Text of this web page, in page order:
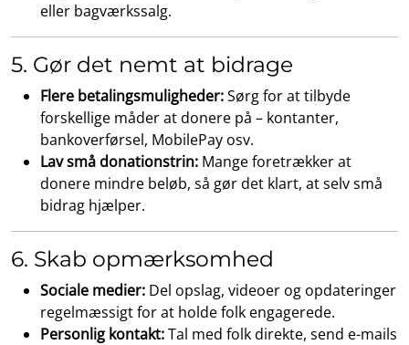
eller bagværkssalg.
5. Gør det nemt at bidrage
Flere betalingsmuligheder:Sørg for at tilbyde
forskellige måder at donere på – kontanter,
bankoverførsel, MobilePay osv.
Lav små donationstrin: Mange foretrækker at
donere mindre beløb, så gør det klart, at selv små
bidrag hjælper.
6. Skab opmærksomhed
Sociale medier: Del opslag, videoer og opdateringer
regelmæssigt for at holde folk engagerede.
Personlig kontakt:Tal med folk direkte, send e-mails